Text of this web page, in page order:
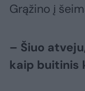
Grąžino į
– Šiuo
kaip buitinis